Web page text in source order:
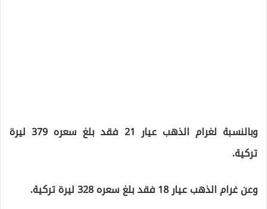
وبالنسبة لغرام الذهب عيار 21 فقد بلغ سعره 379 ليرة
تركية.
وعن غرام الذهب عيار 18 فقد بلغ سعره 328 ليرة تركية.